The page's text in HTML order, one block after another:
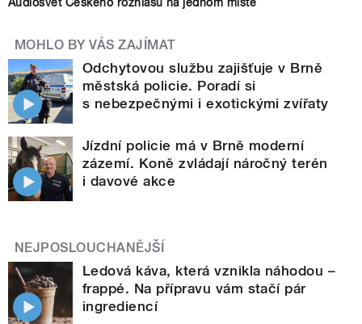
MOHLO BY VÁS ZAJÍMAT
Odchytovou službu zajišťuje v Brně
městská policie. Poradí si
s nebezpečnými i exotickými zvířaty
Jízdní policie má v Brně moderní
zázemí. Koně zvládají náročný terén
i davové akce
NEJPOSLOUCHANĚJŠÍ
Ledová káva, která vznikla náhodou –
frappé. Na přípravu vám stačí pár
ingrediencí